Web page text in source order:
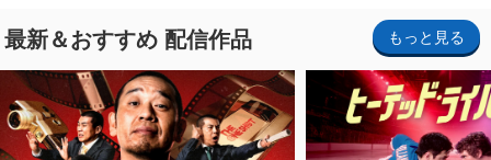
最新＆おすすめ 配信作品 もっと見る